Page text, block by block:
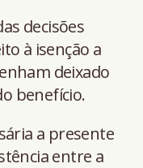
decisões
à isenção a
deixado
benefício.
a presente
entre a